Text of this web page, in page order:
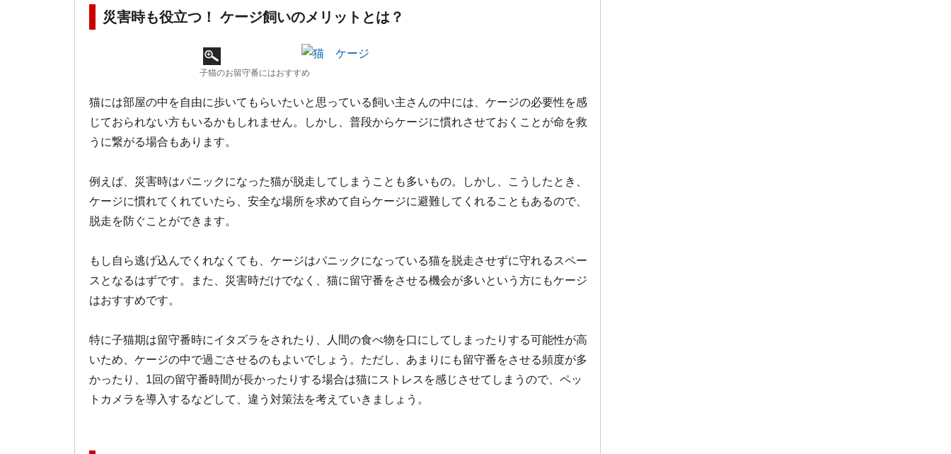
災害時も役立つ！ ケージ飼いのメリットとは？
子猫のお留守番にはおすすめ
猫には部屋の中を自由に歩いてもらいたいと思っている飼い主さんの中には、ケージの必要性を感
じておられない方もいるかもしれません。しかし、普段からケージに慣れさせておくことが命を救
うに繋がる場合もあります。
例えば、災害時はパニックになった猫が脱走してしまうことも多いもの。しかし、こうしたとき、
ケージに慣れてくれていたら、安全な場所を求めて自らケージに避難してくれることもあるので、
脱走を防ぐことができます。
もし自ら逃げ込んでくれなくても、ケージはパニックになっている猫を脱走させずに守れるスペー
スとなるはずです。また、災害時だけでなく、猫に留守番をさせる機会が多いという方にもケージ
はおすすめです。
特に子猫期は留守番時にイタズラをされたり、人間の食べ物を口にしてしまったりする可能性が高
いため、ケージの中で過ごさせるのもよいでしょう。ただし、あまりにも留守番をさせる頻度が多
かったり、1回の留守番時間が長かったりする場合は猫にストレスを感じさせてしまうので、ペッ
トカメラを導入するなどして、違う対策法を考えていきましょう。